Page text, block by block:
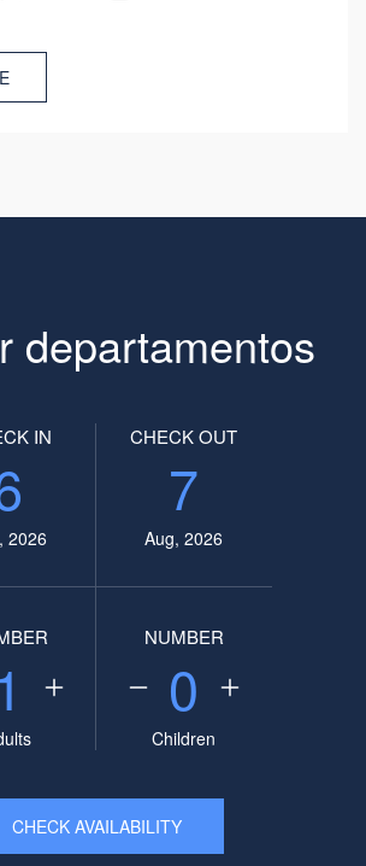
departamentos
IN
2026
CHECK OUT
7
Aug, 2026
NUMBER
0
Children
CHECK AVAILABILITY